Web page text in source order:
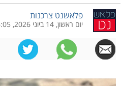
פלאשנט צרכנות
יום ראשון, 14 ביוני 2026, 16:05